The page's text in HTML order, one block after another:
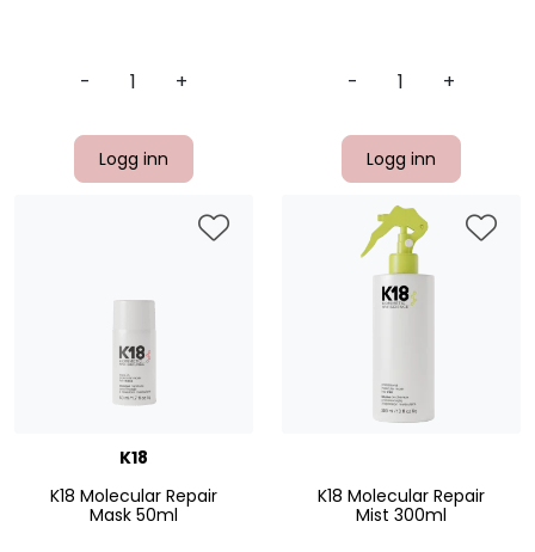
- +
Logg inn
- +
Logg inn
K18
K18 Molecular Repair
Mask 50ml
K18 Molecular Repair
Mist 300ml